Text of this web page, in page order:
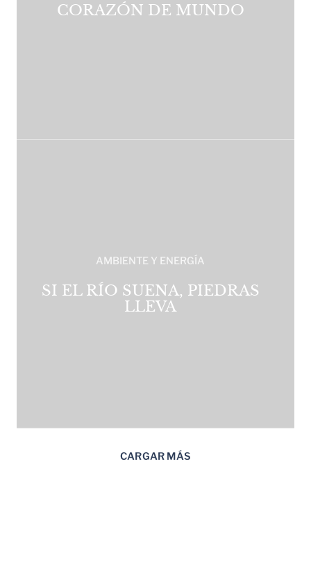
CORAZÓN DE MUNDO
AMBIENTE Y ENERGÍA
SI EL RÍO SUENA, PIEDRAS
LLEVA
CARGAR MÁS